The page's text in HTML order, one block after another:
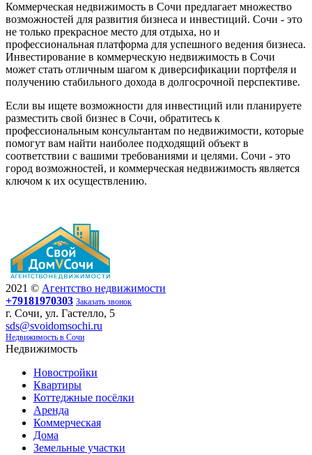
Коммерческая недвижимость в Сочи предлагает множество
возможностей для развития бизнеса и инвестиций. Сочи - это
не только прекрасное место для отдыха, но и
профессиональная платформа для успешного ведения бизнеса.
Инвестирование в коммерческую недвижимость в Сочи
может стать отличным шагом к диверсификации портфеля и
получению стабильного дохода в долгосрочной перспективе.
Если вы ищете возможности для инвестиций или планируете
разместить свой бизнес в Сочи, обратитесь к
профессиональным консультантам по недвижимости, которые
помогут вам найти наиболее подходящий объект в
соответствии с вашими требованиями и целями. Сочи - это
город возможностей, и коммерческая недвижимость является
ключом к их осуществлению.
2021 © Агентство недвижимости
+79181970303 Заказать звонок
г. Сочи, ул. Гастелло, 5
sds@svoidomsochi.ru
Недвижимость в Сочи
Недвижимость
Новостройки
Квартиры
Коттеджные посёлки
Аренда
Коммерческая
Дома
Земельные участки